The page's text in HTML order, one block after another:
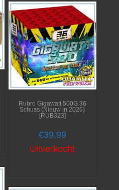
Rubro Gigawatt 500G 36
Schuss (Nieuw in 2026)
[RUB323]
€39,99
Uitverkocht